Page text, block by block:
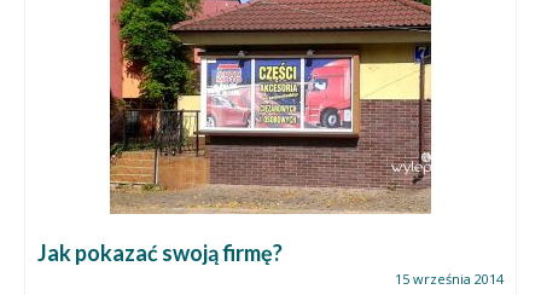
Jak pokazać swoją firmę?
15 września 2014